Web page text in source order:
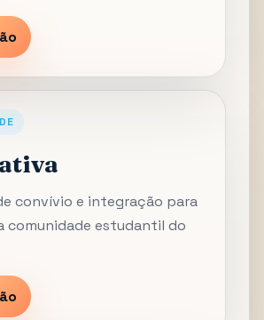
convívio e integração para
comunidade estudantil do